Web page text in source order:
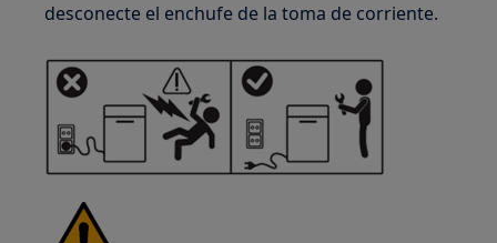
desconecte el enchufe de la toma de corriente.